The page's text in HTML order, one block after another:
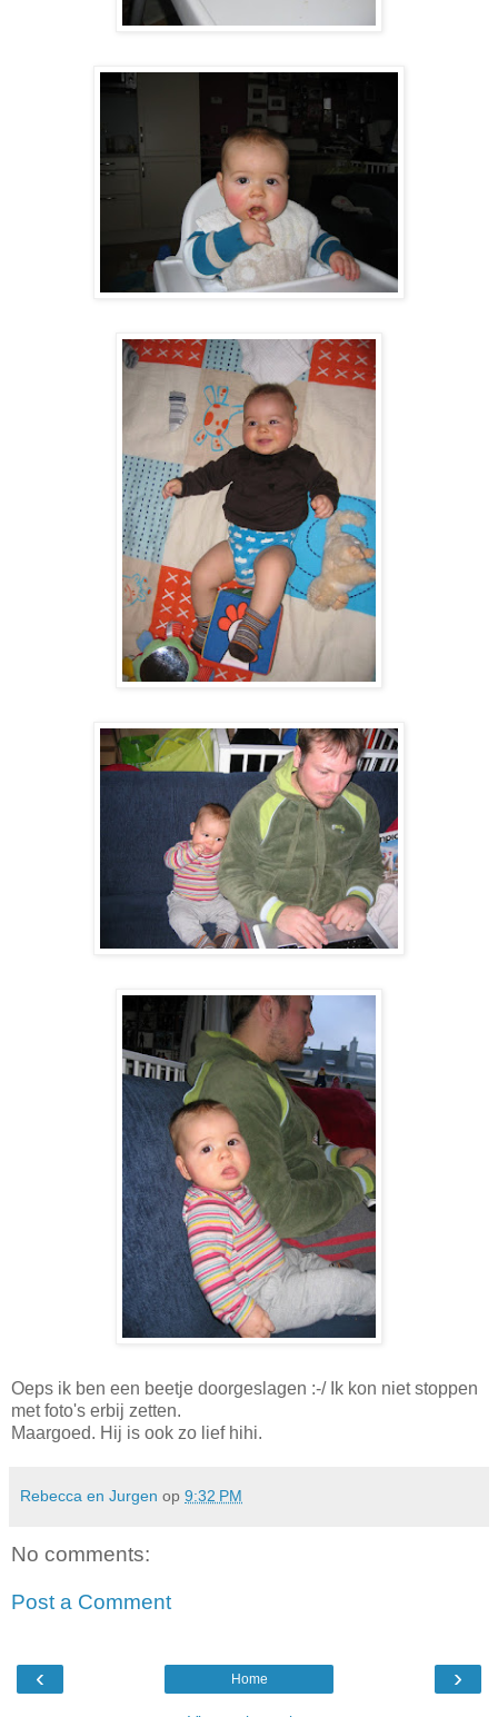
Oeps ik ben een beetje doorgeslagen :-/ Ik kon niet stoppen
met foto's erbij zetten.
Maargoed. Hij is ook zo lief hihi.
Rebecca en Jurgen op 9:32 PM
No comments:
Post a Comment
‹ ›
Home